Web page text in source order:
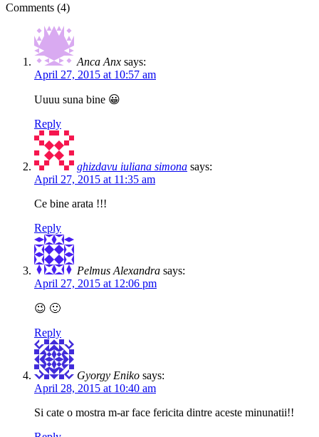
Comments (4)
Anca Anx says:
April 27, 2015 at 10:57 am
Uuuu suna bine 😀
Reply
ghizdavu iuliana simona says:
April 27, 2015 at 11:35 am
Ce bine arata !!!
Reply
Pelmus Alexandra says:
April 27, 2015 at 12:06 pm
😉 🙂
Reply
Gyorgy Eniko says:
April 28, 2015 at 10:40 am
Si cate o mostra m-ar face fericita dintre aceste minunatii!!